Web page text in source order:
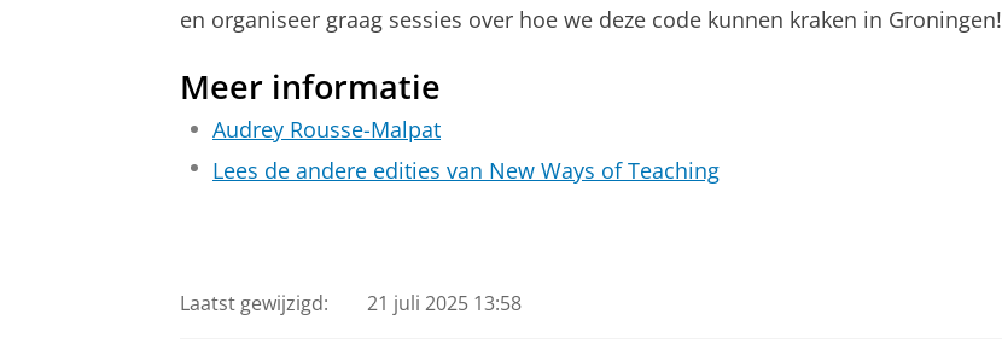
en organiseer graag sessies over hoe we deze code kunnen kraken in Groningen!
Meer informatie
Audrey Rousse-Malpat
Lees de andere edities van New Ways of Teaching
Laatst gewijzigd: 21 juli 2025 13:58